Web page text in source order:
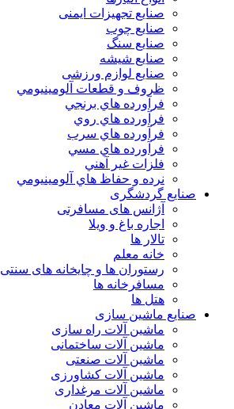
صنایع تجهیزات ایمنی
صنایع چوب
صنایع سنگ
صنایع شیشه
صنایع لوازم ورزشی
ظروف و قطعات آلومينيومي
فرآورده هاي برنجي
فرآورده هاي روي
فرآورده هاي سرب
فرآورده هاي مسي
فلزات غير آهني
نرده و حفاظ هاي آلومينيومي
صنایع گردشگری
آژانس های مسافرتی
اجاره باغ و ویلا
تالار ها
خانه معلم
رستوران ها و چایخانه های سنتی
مسافرخانه ها
هتل ها
صنایع ماشین سازی
ماشین آلات راه سازی
ماشین آلات ساختمانی
ماشین آلات صنعتی
ماشین آلات کشاورزی
ماشین آلات مرغداری
ماشین آلات معادن